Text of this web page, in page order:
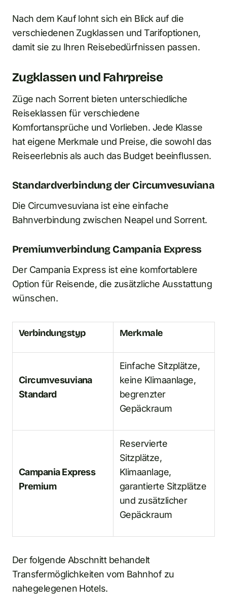
Nach dem Kauf lohnt sich ein Blick auf die
verschiedenen Zugklassen und Tarifoptionen,
damit sie zu Ihren Reisebedürfnissen passen.
Zugklassen und Fahrpreise
Züge nach Sorrent bieten unterschiedliche
Reiseklassen für verschiedene
Komfortansprüche und Vorlieben. Jede Klasse
hat eigene Merkmale und Preise, die sowohl das
Reiseerlebnis als auch das Budget beeinflussen.
Standardverbindung der Circumvesuviana
Die Circumvesuviana ist eine einfache
Bahnverbindung zwischen Neapel und Sorrent.
Premiumverbindung Campania Express
Der Campania Express ist eine komfortablere
Option für Reisende, die zusätzliche Ausstattung
wünschen.
Verbindungstyp Merkmale
Circumvesuviana
Standard
Einfache Sitzplätze,
keine Klimaanlage,
begrenzter
Gepäckraum
Campania Express
Premium
Reservierte
Sitzplätze,
Klimaanlage,
garantierte Sitzplätze
und zusätzlicher
Gepäckraum
Der folgende Abschnitt behandelt
Transfermöglichkeiten vom Bahnhof zu
nahegelegenen Hotels.